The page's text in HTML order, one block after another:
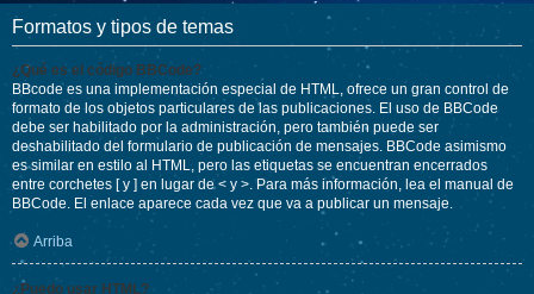
Formatos y tipos de temas
¿Qué es el código BBCode?
BBcode es una implementación especial de HTML, ofrece un gran control de
formato de los objetos particulares de las publicaciones. El uso de BBCode
debe ser habilitado por la administración, pero también puede ser
deshabilitado del formulario de publicación de mensajes. BBCode asimismo
es similar en estilo al HTML, pero las etiquetas se encuentran encerrados
entre corchetes [ y ] en lugar de < y >. Para más información, lea el manual de
BBCode. El enlace aparece cada vez que va a publicar un mensaje.
Arriba
¿Puedo usar HTML?